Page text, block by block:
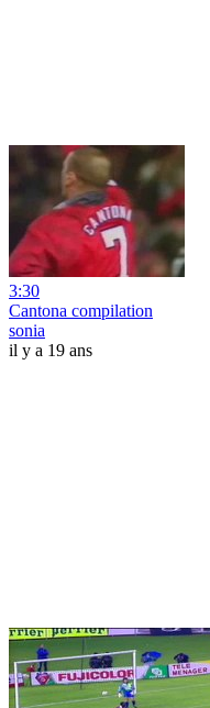
3:30
Cantona compilation
sonia
il y a 19 ans